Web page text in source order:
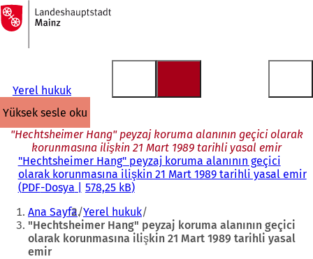
İçeriğe atla
Ana
sayfaya
Yerel hukuk
yüksek sesle oku
"Hechtsheimer Hang" peyzaj koruma alanının geçici olarak
korunmasına ilişkin 21 Mart 1989 tarihli yasal emir
"Hechtsheimer Hang" peyzaj koruma alanının geçici
olarak korunmasına ilişkin 21 Mart 1989 tarihli yasal emir
PDF-Dosya 578,25 kB
Buradasınız:
Ana Sayfa Yerel hukuk
"Hechtsheimer Hang" peyzaj koruma alanının geçici
olarak korunmasına ilişkin 21 Mart 1989 tarihli yasal
emir